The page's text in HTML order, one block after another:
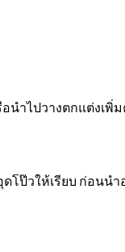
นำไปวางตกแต่งเ
โป๊วให้เรียบ ก่อนน